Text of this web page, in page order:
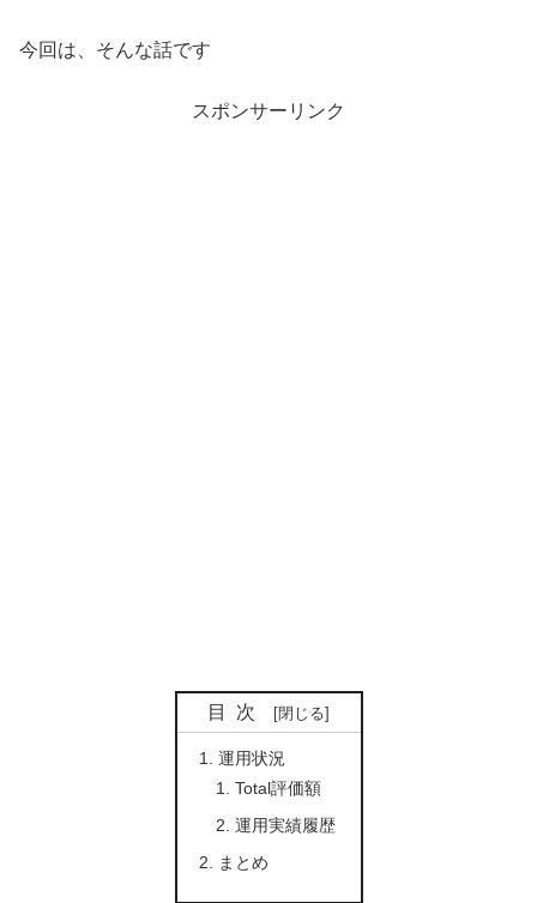
今回は、そんな話です
スポンサーリンク
目次
運用状況
Total評価額
運用実績履歴
まとめ